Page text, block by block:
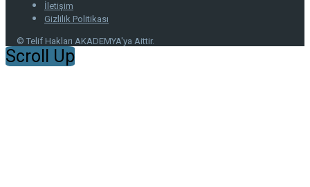
İletişim
Gizlilik Politikası
© Telif Hakları AKADEMYA'ya Aittir.
Scroll Up